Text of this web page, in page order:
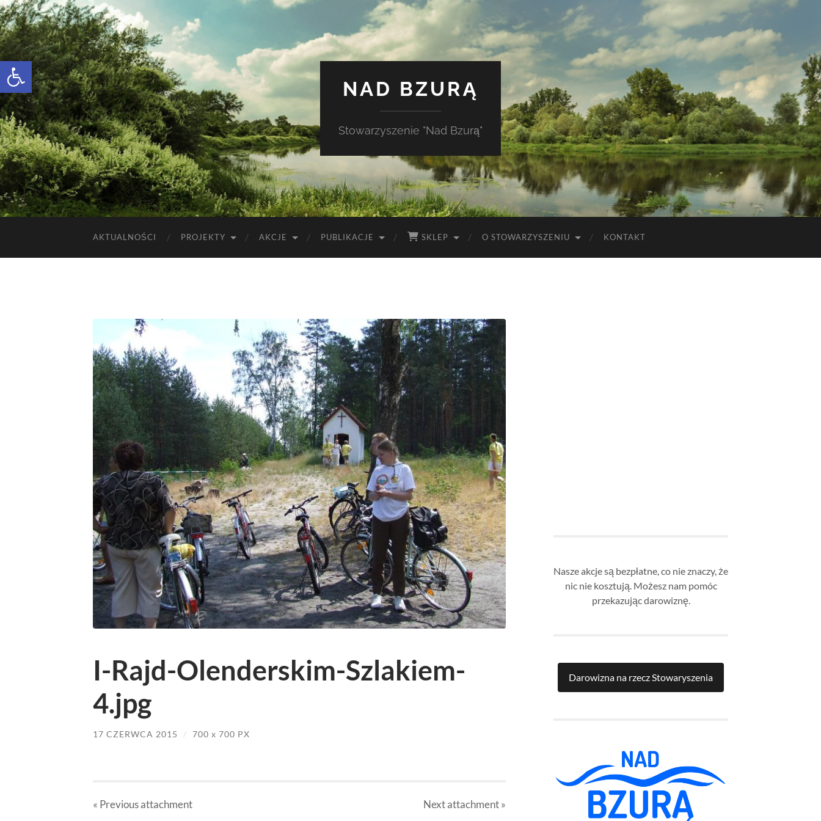
Otwórz pasek narzędzi
NAD BZURĄ
Stowarzyszenie "Nad Bzurą"
AKTUALNOŚCI PROJEKTY AKCJE PUBLIKACJE SKLEP O STOWARZYSZENIU KONTAKT
I-Rajd-Olenderskim-Szlakiem-
4.jpg
17 CZERWCA 2015 / 700 x 700 PX
« Previousattachment Nextattachment»
Nasze akcje są bezpłatne, co nie znaczy, że
nic nie kosztują. Możesz nam pomóc
przekazując darowiznę.
Darowizna na rzecz Stowaryszenia